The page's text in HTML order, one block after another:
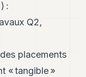
:
Q2,
placements
« tangible »